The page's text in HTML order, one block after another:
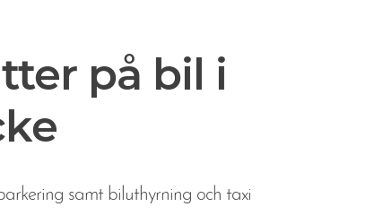
på bil i
samt biluthyrning och taxi